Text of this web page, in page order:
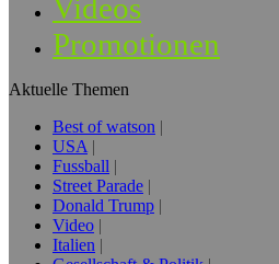
Videos
Promotionen
Aktuelle Themen
Best of watson
USA
Fussball
Street Parade
Donald Trump
Video
Italien